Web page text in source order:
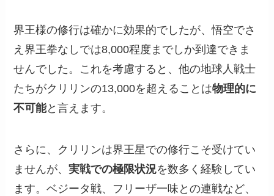
界王様の修行は確かに効果的でしたが、悟空でさ
え界王拳なしでは8,000程度までしか到達できま
せんでした。これを考慮すると、他の地球人戦士
たちがクリリンの13,000を超えることは物理的に
不可能と言えます。
さらに、クリリンは界王星での修行こそ受けてい
ませんが、実戦での極限状況を数多く経験してい
ます。ベジータ戦、フリーザ一味との連戦など、